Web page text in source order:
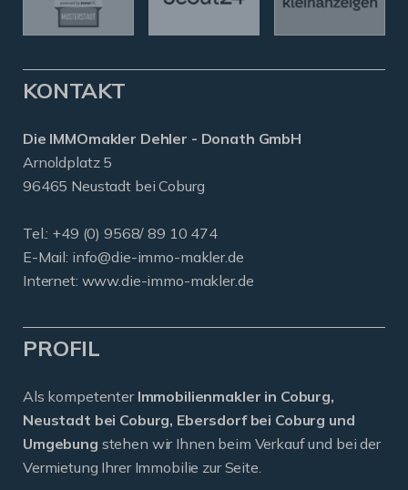
KONTAKT
Die IMMOmakler Dehler - Donath GmbH
Arnoldplatz 5
96465 Neustadt bei Coburg
Tel.: +49 (0) 9568/ 89 10 474
E-Mail: info@die-immo-makler.de
Internet: www.die-immo-makler.de
PROFIL
Als kompetenter Immobilienmakler in Coburg,
Neustadt bei Coburg, Ebersdorf bei Coburg und
Umgebung stehen wir Ihnen beim Verkauf und bei der
Vermietung Ihrer Immobilie zur Seite.